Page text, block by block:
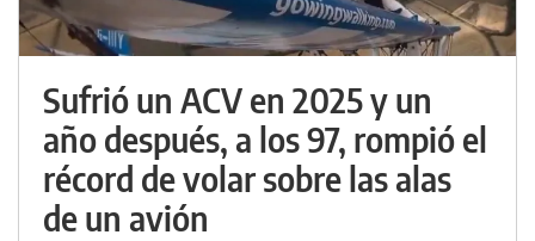
Sufrió un ACV en 2025 y un
año después, a los 97, rompió el
récord de volar sobre las alas
de un avión